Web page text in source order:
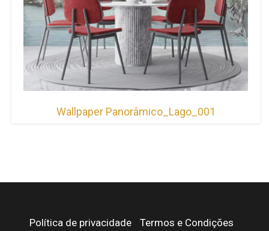
Wallpaper Panorâmico_Lago_001
Política de privacidade
Termos e Condições